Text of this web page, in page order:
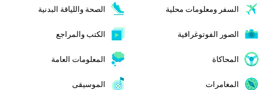
السفر ومعلومات محلية الصحة واللياقة البدنية
الصور الفوتوغرافية الكتب والمراجع
المحاكاة المعلومات العامة
المغامرات الموسيقى